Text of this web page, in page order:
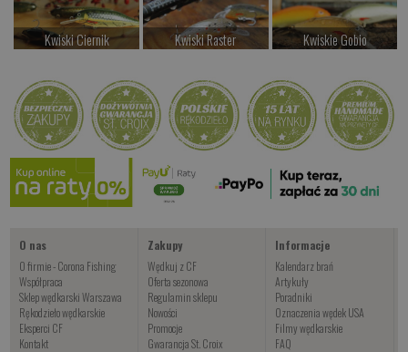
Kwiski Ciernik
Kup teraz >
Kwiski Raster
Kup teraz >
Kwiskie Gobio
Kup teraz >
Wahadłówki trociowe
od 34.00 PLN
Kup teraz >
O nas
O firmie - Corona Fishing
Współpraca
Sklep wędkarski Warszawa
Rękodzieło wędkarskie
Eksperci CF
Kontakt
Zakupy
Wędkuj z CF
Oferta sezonowa
Regulamin sklepu
Nowości
Promocje
Gwarancja St. Croix
Informacje
Kalendarz brań
Artykuły
Poradniki
Oznaczenia wędek USA
Filmy wędkarskie
FAQ